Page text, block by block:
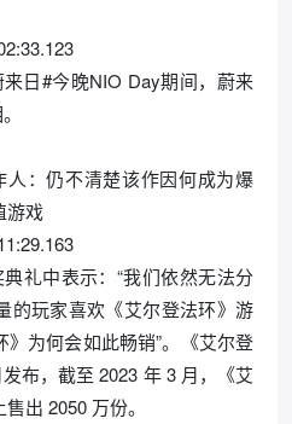
日#今晚NIO Day期间，蔚来
：仍不清楚该作因何成为爆
游戏
礼中表示：“我们依然无法分
的玩家喜欢《艾尔登法环》游
为何会如此畅销”。《艾尔登
布，截至 2023 年 3 月，《艾
出 2050 万份。